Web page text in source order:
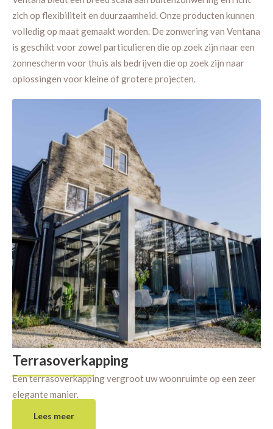
zich op flexibiliteit en duurzaamheid. Onze producten kunnen
volledig op maat gemaakt worden. De zonwering van Ventana
is geschikt voor zowel particulieren die op zoek zijn naar een
zonnescherm voor thuis als bedrijven die op zoek zijn naar
oplossingen voor kleine of grotere projecten.
Terrasoverkapping
Een terrasoverkapping vergroot uw woonruimte op een zeer
elegante manier.
Lees meer